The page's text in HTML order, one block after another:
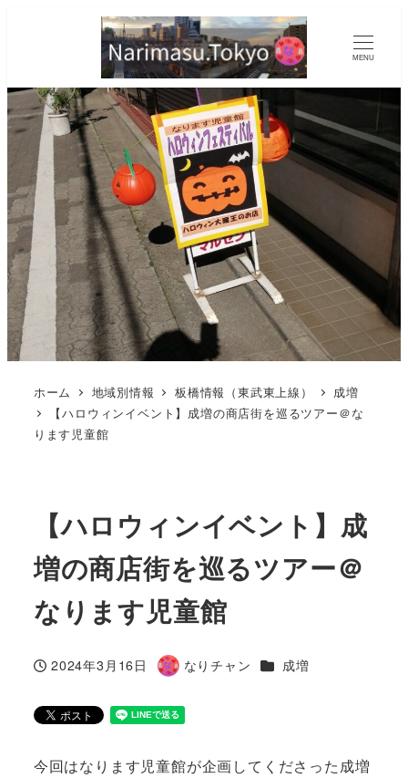
MENU
ホーム 地域別情報 板橋情報（東武東上線）
成増
【ハロウィンイベント】成増の商店街を巡るツアー＠な
ります児童館
【ハロウィンイベント】成
増の商店街を巡るツアー＠
なります児童館
投稿日
2024年3月16日
著
なりチャン カテゴリー
成増
今回はなります児童館が企画してくださった成増